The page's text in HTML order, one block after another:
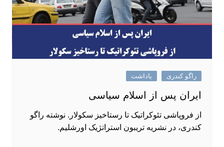
راگو کندری یاداشت
ایران پس از اسلام سیاسی
از فروپاشی تئوکراتیک تا رستاخیز سکولار. نوشته راگو
کندری، در نشریه تریبون استراتژیک اورشلیم.